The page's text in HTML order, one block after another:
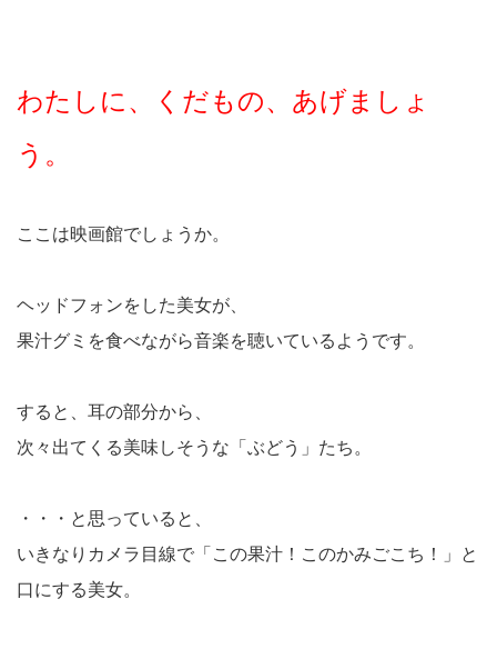
わたしに、くだもの、あげましょ
う。
ここは映画館でしょうか。
ヘッドフォンをした美女が、
果汁グミを食べながら音楽を聴いているようです。
すると、耳の部分から、
次々出てくる美味しそうな「ぶどう」たち。
・・・と思っていると、
いきなりカメラ目線で「この果汁！このかみごこち！」と
口にする美女。